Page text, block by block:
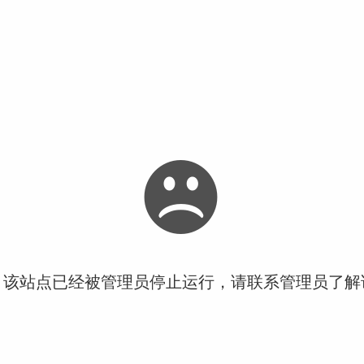
站点已经被管理员停止运行，请联系管理员了